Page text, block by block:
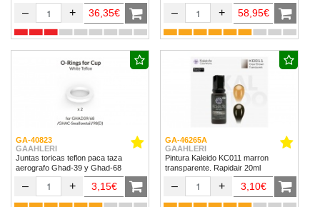
– + 36,35€ – + 58,95€
GA-40823
GAAHLERI
Juntas toricas teflon paca taza
aerografo Ghad-39 y Ghad-68
– + 3,15€
GA-46265A
GAAHLERI
Pintura Kaleido KC011 marron
transparente. Rapidair 20ml
– + 3,10€